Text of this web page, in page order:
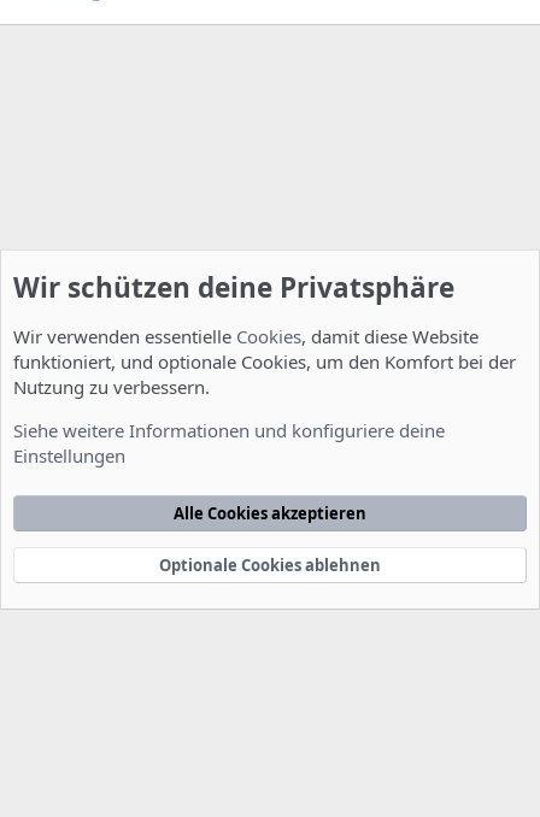
Nutzungsbedingungen Datenschutzerklärung
Startseite
e
Community platform by XenForo® © 2010-2022 XenForo Ltd.
xenDach©2010-2014
Wir schützen deine Privatsphäre
Wir verwenden essentielle Cookies, damit diese Website
funktioniert, und optionale Cookies, um den Komfort bei der
Nutzung zu verbessern.
Siehe weitere Informationen und konfiguriere deine
Einstellungen
Alle Cookies akzeptieren
Optionale Cookies ablehnen